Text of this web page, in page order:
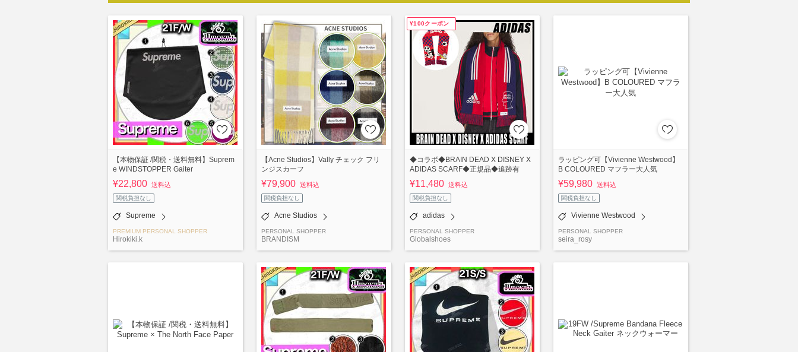
【本物保証 /関税・送料無料】Suprem
e WINDSTOPPER Gaiter
¥22,800 送料込
関税負担なし
Supreme
PREMIUM PERSONAL SHOPPER
Hirokiki.k
【Acne Studios】Vally チェック フリ
ンジスカーフ
¥79,900 送料込
関税負担なし
Acne Studios
PERSONAL SHOPPER
BRANDISM
¥100クーポン
◆コラボ◆BRAIN DEAD X DISNEY X
ADIDAS SCARF◆正規品◆追跡有
¥11,480 送料込
関税負担なし
adidas
PERSONAL SHOPPER
Globalshoes
ラッピング可【Vivienne Westwood】
B COLOURED マフラー大人気
¥59,980 送料込
関税負担なし
Vivienne Westwood
PERSONAL SHOPPER
seira_rosy